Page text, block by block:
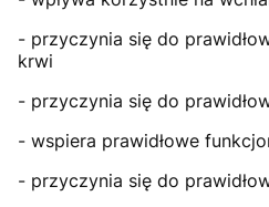
- przyczynia się do
krwi
- przyczynia się do
- wspiera prawidłowe
- przyczynia się do